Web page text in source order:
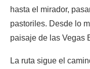
hasta el mirador,
pastoriles. Desde lo
paisaje de las Vegas
La ruta sigue el